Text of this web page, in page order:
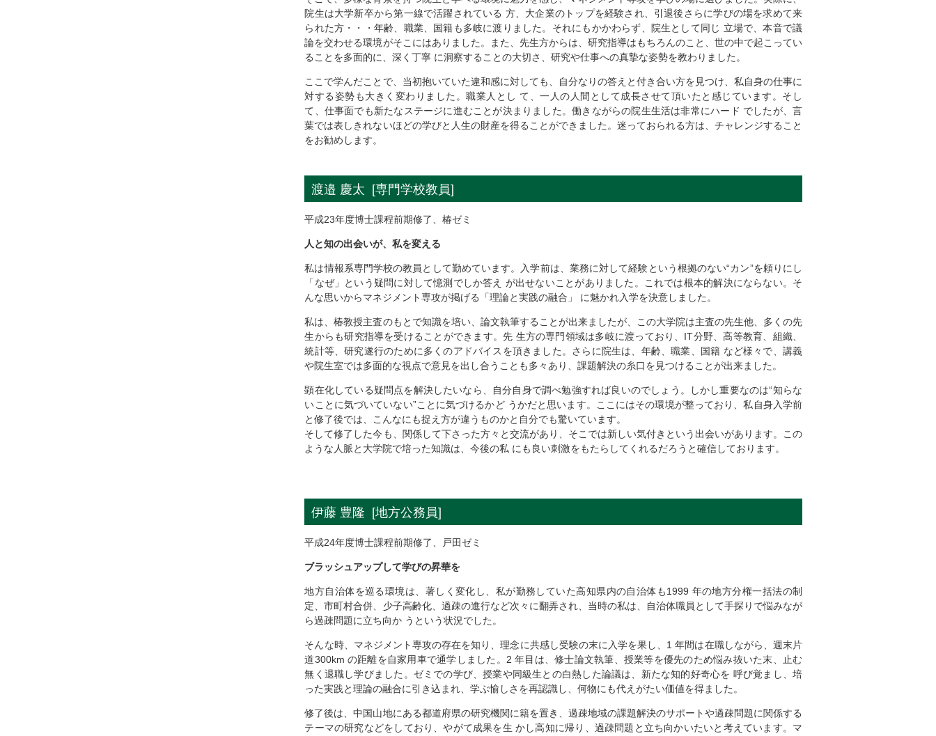
院生は大学新卒から第一線で活躍されている 方、大企業のトップを経験され、引退後さらに学びの場を求めて来
られた方・・・年齢、職業、国籍も多岐に渡りました。それにもかかわらず、院生として同じ 立場で、本音で議
論を交わせる環境がそこにはありました。また、先生方からは、研究指導はもちろんのこと、世の中で起こってい
ることを多面的に、深く丁寧 に洞察することの大切さ、研究や仕事への真摯な姿勢を教わりました。
ここで学んだことで、当初抱いていた違和感に対しても、自分なりの答えと付き合い方を見つけ、私自身の仕事に
対する姿勢も大きく変わりました。職業人とし て、一人の人間として成長させて頂いたと感じています。そし
て、仕事面でも新たなステージに進むことが決まりました。働きながらの院生生活は非常にハード でしたが、言
葉では表しきれないほどの学びと人生の財産を得ることができました。迷っておられる方は、チャレンジすること
をお勧めします。
渡邉 慶太 [専門学校教員]
平成23年度博士課程前期修了、椿ゼミ
人と知の出会いが、私を変える
私は情報系専門学校の教員として勤めています。入学前は、業務に対して経験という根拠のない“カン”を頼りにし
「なぜ」という疑問に対して憶測でしか答え が出せないことがありました。これでは根本的解決にならない。そ
んな思いからマネジメント専攻が掲げる「理論と実践の融合」 に魅かれ入学を決意しました。
私は、椿教授主査のもとで知識を培い、論文執筆することが出来ましたが、この大学院は主査の先生他、多くの先
生からも研究指導を受けることができます。先 生方の専門領域は多岐に渡っており、IT分野、高等教育、組織、
統計等、研究遂行のために多くのアドバイスを頂きました。さらに院生は、年齢、職業、国籍 など様々で、講義
や院生室では多面的な視点で意見を出し合うことも多々あり、課題解決の糸口を見つけることが出来ました。
顕在化している疑問点を解決したいなら、自分自身で調べ勉強すれば良いのでしょう。しかし重要なのは“知らな
いことに気づいていない”ことに気づけるかど うかだと思います。ここにはその環境が整っており、私自身入学前
と修了後では、こんなにも捉え方が違うものかと自分でも驚いています。
そして修了した今も、関係して下さった方々と交流があり、そこでは新しい気付きという出会いがあります。この
ような人脈と大学院で培った知識は、今後の私 にも良い刺激をもたらしてくれるだろうと確信しております。
伊藤 豊隆 [地方公務員]
平成24年度博士課程前期修了、戸田ゼミ
ブラッシュアップして学びの昇華を
地方自治体を巡る環境は、著しく変化し、私が勤務していた高知県内の自治体も1999 年の地方分権一括法の制
定、市町村合併、少子高齢化、過疎の進行など次々に翻弄され、当時の私は、自治体職員として手探りで悩みなが
ら過疎問題に立ち向か うという状況でした。
そんな時、マネジメント専攻の存在を知り、理念に共感し受験の末に入学を果し、1 年間は在職しながら、週末片
道300km の距離を自家用車で通学しました。2 年目は、修士論文執筆、授業等を優先のため悩み抜いた末、止む
無く退職し学びました。ゼミでの学び、授業や同級生との白熱した論議は、新たな知的好奇心を 呼び覚まし、培
った実践と理論の融合に引き込まれ、学ぶ愉しさを再認識し、何物にも代えがたい価値を得ました。
修了後は、中国山地にある都道府県の研究機関に籍を置き、過疎地域の課題解決のサポートや過疎問題に関係する
テーマの研究などをしており、やがて成果を生 かし高知に帰り、過疎問題と立ち向かいたいと考えています。マ